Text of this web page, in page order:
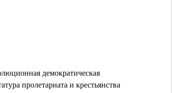
демократическая
пролетариата и крестьянства